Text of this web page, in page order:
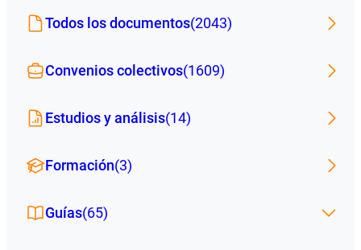
Todos los documentos(2043)
Convenios colectivos(1609)
Estudios y análisis(14)
Formación(3)
Guías(65)